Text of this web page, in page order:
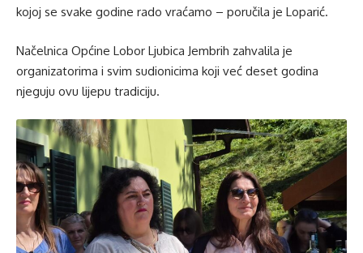
kojoj se svake godine rado vraćamo – poručila je Loparić.
Načelnica Općine Lobor Ljubica Jembrih zahvalila je
organizatorima i svim sudionicima koji već deset godina
njeguju ovu lijepu tradiciju.